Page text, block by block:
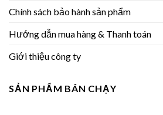
Chính sách bảo hành sản phẩm
Hướng dẫn mua hàng & Thanh toán
Giới thiệu công ty
SẢN PHẨM BÁN CHẠY